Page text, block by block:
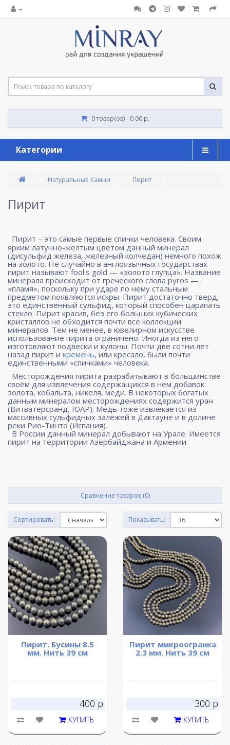
0 товар(ов) - 0.00 р.
Категории
Натуральные Камни Пирит
Пирит
Пирит – это самые первые спички человека. Своим
ярким латунно-желтым цветом данный минерал
(дисульфид железа, железный колчедан) немного похож
на золото. Не случайно в англоязычных государствах
пирит называют fool's gold — «золото глупца». Название
минерала происходит от греческого слова pyros —
«пламя», поскольку при ударе по нему стальным
предметом появляются искры. Пирит достаточно тверд,
это единственный сульфид, который способен царапать
стекло. Пирит красив, без его больших кубических
кристаллов не обходится почти все коллекции
минералов. Тем не менее, в ювелирном искусстве
использование пирита ограничено. Иногда из него
изготовляют подвески и кулоны. Почти две сотни лет
назад пирит и кремень, или кресало, были почти
единственными «спичками» человека.
Месторождения пирита разрабатывают в большинстве
своём для извлечения содержащихся в нем добавок:
золота, кобальта, никеля, меди. В некоторых богатых
данным минералом месторождениях содержится уран
(Витватерсранд, ЮАР). Медь тоже извлекается из
массивных сульфидных залежей в Дактауне и в долине
реки Рио-Тинто (Испания).
В России данный минерал добывают на Урале. Имеется
пирит на территории Азербайджана и Армении.
Сравнение товаров (0)
Сортировать: Показывать:
Пирит. Бусины 8.5
мм. Нить 39 см
400 р.
КУПИТЬ
Пирит микроогранка
2.3 мм. Нить 39 см
300 р.
КУПИТЬ